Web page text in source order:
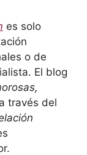
es solo
o de
El blog
a través del